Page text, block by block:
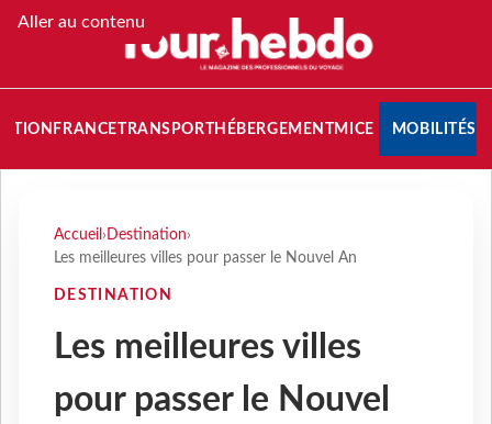
Aller au contenu
FRANCETRANSPORT HÉBERGEMENTMICE MOBILITÉS
Accueil › Destination›
Les meilleures villes pour passer le Nouvel An
DESTINATION
Les meilleures villes
pour passer le Nouvel